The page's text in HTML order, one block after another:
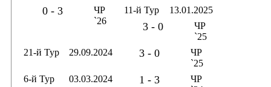
0 - 3
ЧР
`26
11-й Тур 13.01.2025
3 - 0
ЧР
`25
21-й Тур
29.09.2024 3 - 0
ЧР
`25
6-й Тур
03.03.2024 1 - 3
ЧР